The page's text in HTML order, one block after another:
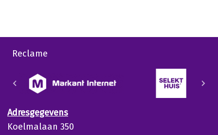
Reclame
Adresgegevens
Koelmalaan 350